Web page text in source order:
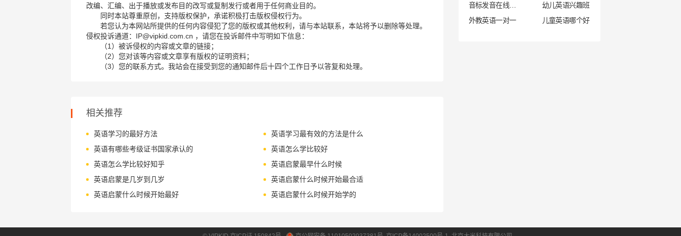
改编、汇编、出于播放或发布目的改写或复制发行或者用于任何商业目的。
同时本站尊重原创，支持版权保护，承诺积极打击版权侵权行为。
若您认为本网站所提供的任何内容侵犯了您的版权或其他权利，请与本站联系，本站将予以删除等处理。
侵权投诉通道：IP@vipkid.com.cn ，请您在投诉邮件中写明如下信息：
（1）被诉侵权的内容或文章的链接；
（2）您对该等内容或文章享有版权的证明资料；
（3）您的联系方式。我站会在接受到您的通知邮件后十四个工作日予以答复和处理。
相关推荐
英语学习的最好方法
英语学习最有效的方法是什么
英语有哪些考级证书国家承认的
英语怎么学比较好
英语怎么学比较好知乎
英语启蒙最早什么时候
英语启蒙是几岁到几岁
英语启蒙什么时候开始最合适
英语启蒙什么时候开始最好
英语启蒙什么时候开始学的
幼儿英语兴趣班
外教英语一对一
儿童英语哪个好